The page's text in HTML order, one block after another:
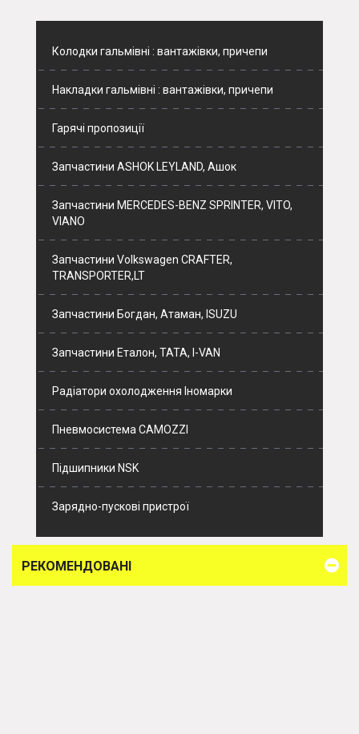
Колодки гальмівні : вантажівки, причепи
Накладки гальмівні : вантажівки, причепи
Гарячі пропозиції
Запчастини ASHOK LEYLAND, Ашок
Запчастини MERCEDES-BENZ SPRINTER, VITO,
VIANO
Запчастини Volkswagen CRAFTER,
TRANSPORTER,LT
Запчастини Богдан, Атаман, ISUZU
Запчастини Еталон, ТАТА, I-VAN
Радіатори охолодження Іномарки
Пневмосистема CAMOZZI
Підшипники NSK
Зарядно-пускові пристрої
РЕКОМЕНДОВАНІ